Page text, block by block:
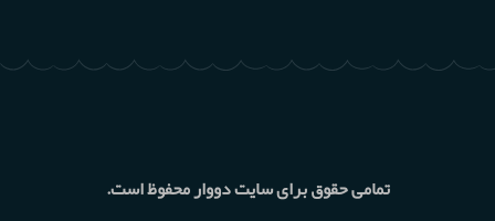
تمامی حقوق برای سایت دووار محفوظ است.